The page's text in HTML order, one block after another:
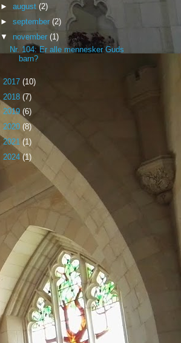
► august (2)
► september (2)
▼ november (1)
Nr. 104: Er alle mennesker Guds
barn?
2017 (10)
2018 (7)
2019 (6)
2020 (8)
2021 (1)
2024(1)